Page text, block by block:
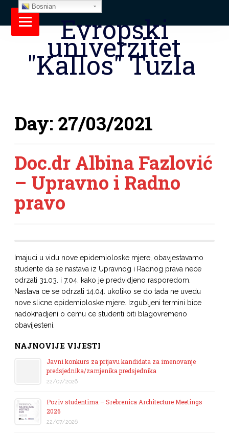
Evropski
univerzitet
"Kallos" Tuzla
Day: 27/03/2021
Doc.dr Albina Fazlović
– Upravno i Radno
pravo
Imajuci u vidu nove epidemioloske mjere, obavjestavamo
studente da se nastava iz Upravnog i Radnog prava nece
odrzati 31.03. i 7.04. kako je predvidjeno rasporedom.
Nastava ce se odrzati 14.04. ukoliko se do tada ne uvedu
nove slicne epidemioloske mjere. Izgubljeni termini bice
nadoknadjeni o cemu ce studenti biti blagovremeno
obavijesteni.
NAJNOVIJE VIJESTI
Javni konkurs za prijavu kandidata za imenovanje
predsjednika/zamjenika predsjednika
22/07/2026
Poziv studentima – Srebrenica Architecture Meetings
2026
22/07/2026
Bosnian